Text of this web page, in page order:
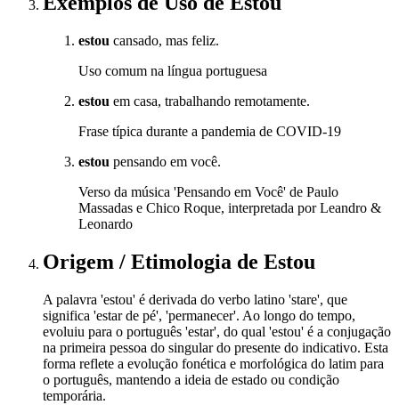
estou cansado, mas feliz.
Uso comum na língua portuguesa
estou em casa, trabalhando remotamente.
Frase típica durante a pandemia de COVID-19
estou pensando em você.
Verso da música 'Pensando em Você' de Paulo
Massadas e Chico Roque, interpretada por Leandro &
Leonardo
Origem / Etimologia de Estou
A palavra 'estou' é derivada do verbo latino 'stare', que
significa 'estar de pé', 'permanecer'. Ao longo do tempo,
evoluiu para o português 'estar', do qual 'estou' é a conjugação
na primeira pessoa do singular do presente do indicativo. Esta
forma reflete a evolução fonética e morfológica do latim para
o português, mantendo a ideia de estado ou condição
temporária.